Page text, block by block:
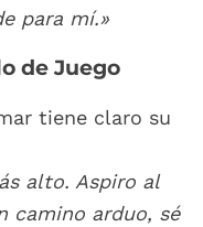
para mí.»
de Juego
tiene claro su
alto. Aspiro al
camino arduo, sé